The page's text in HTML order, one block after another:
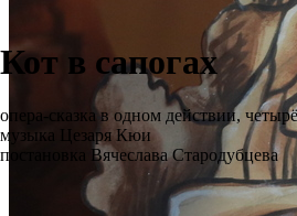
Кот в сапогах
опера-сказка в одном действии,
музыка Цезаря Кюи
постановка Вячеслава Стародубцева